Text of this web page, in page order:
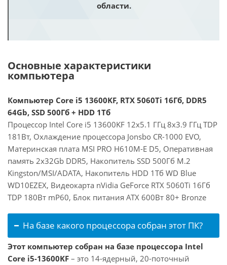
области.
Основные характеристики
компьютера
Компьютер Core i5 13600KF, RTX 5060Ti 16Гб, DDR5
64Gb, SSD 500Гб + HDD 1Тб
Процессор Intel Core i5 13600KF 12x5.1 ГГц 8x3.9 ГГц TDP
181Вт, Охлаждение процессора Jonsbo CR-1000 EVO,
Материнская плата MSI PRO H610M-E D5, Оперативная
память 2x32Gb DDR5, Накопитель SSD 500Гб M.2
Kingston/MSI/ADATA, Накопитель HDD 1Тб WD Blue
WD10EZEX, Видеокарта nVidia GeForce RTX 5060Ti 16Гб
TDP 180Вт mP60, Блок питания ATX 600Вт 80+ Bronze
На базе какого процессора собран этот ПК?
Этот компьютер собран на базе процессора Intel
Core i5-13600KF – это 14-ядерный, 20-поточный